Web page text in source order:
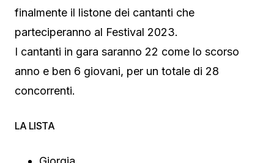
finalmente il listone dei cantanti che
parteciperanno al Festival 2023.
I cantanti in gara saranno 22 come lo scorso
anno e ben 6 giovani, per un totale di 28
concorrenti.
LA LISTA